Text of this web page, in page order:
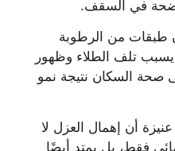
في السقف.
طبقات من الرطوبة
يسبب تلف الطلاء وظهور
صحة السكان نتيجة نمو
أن إهمال العزل لا
فقط، بل يمتد أيضًا